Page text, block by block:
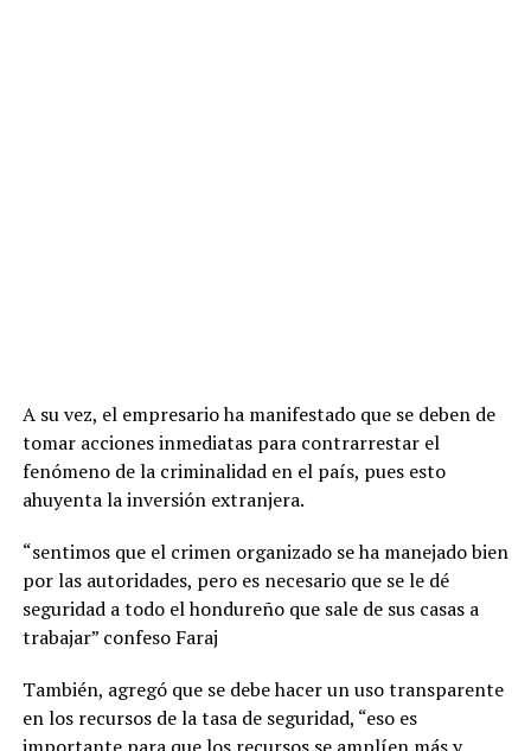
A su vez, el empresario ha manifestado que se deben de
tomar acciones inmediatas para contrarrestar el
fenómeno de la criminalidad en el país, pues esto
ahuyenta la inversión extranjera.
“sentimos que el crimen organizado se ha manejado bien
por las autoridades, pero es necesario que se le dé
seguridad a todo el hondureño que sale de sus casas a
trabajar” confeso Faraj
También, agregó que se debe hacer un uso transparente
en los recursos de la tasa de seguridad, “eso es